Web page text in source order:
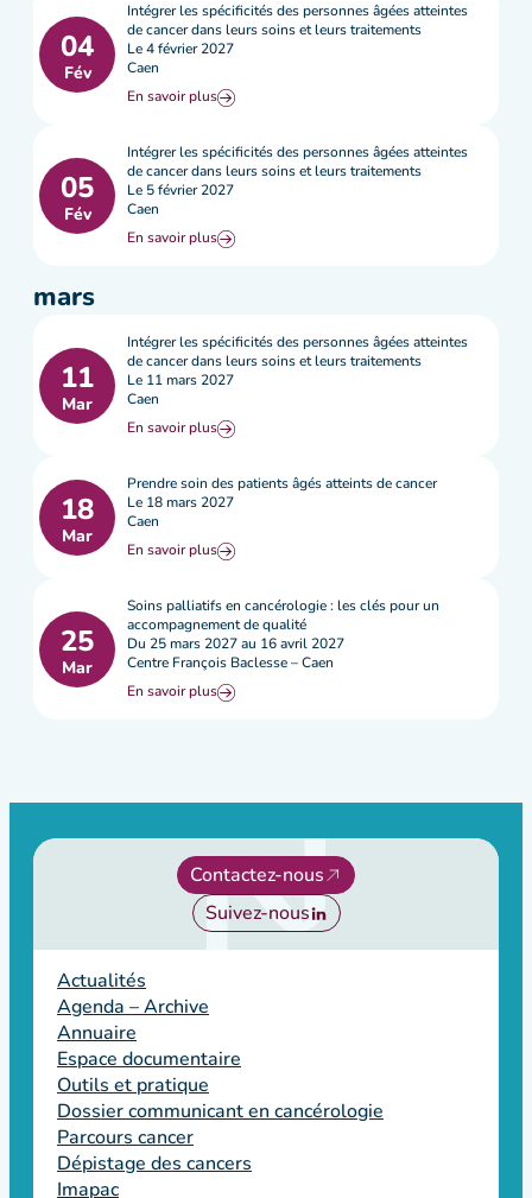
04
Fév
Intégrer les spécificités des personnes âgées atteintes
de cancer dans leurs soins et leurs traitements
Le 4 février 2027
Caen
En savoir plus
05
Fév
Intégrer les spécificités des personnes âgées atteintes
de cancer dans leurs soins et leurs traitements
Le 5 février 2027
Caen
En savoir plus
mars
11
Mar
Intégrer les spécificités des personnes âgées atteintes
de cancer dans leurs soins et leurs traitements
Le 11 mars 2027
Caen
En savoir plus
18
Mar
Prendre soin des patients âgés atteints de cancer
Le 18 mars 2027
Caen
En savoir plus
25
Mar
Soins palliatifs en cancérologie : les clés pour un
accompagnement de qualité
Du 25 mars 2027 au 16 avril 2027
Centre François Baclesse – Caen
En savoir plus
Contactez-nous
Suivez-nous
Actualités
Agenda – Archive
Annuaire
Espace documentaire
Outils et pratique
Dossier communicant en cancérologie
Parcours cancer
Dépistage des cancers
Imapac